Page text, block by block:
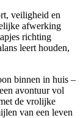
veiligheid en
afwerking
richting
leert houden,
binnen in huis –
avontuur vol
de vrolijke
van een leven